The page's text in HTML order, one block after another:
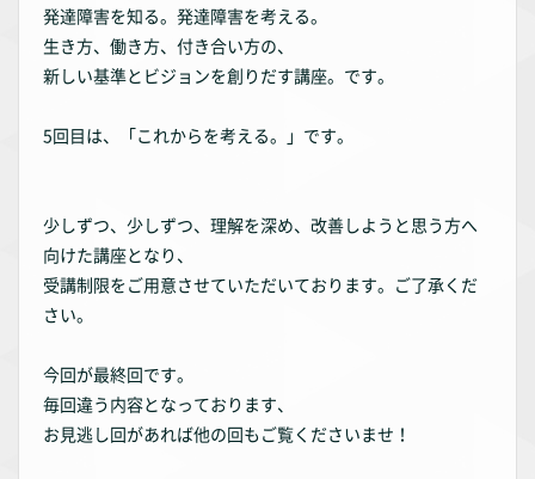
発達障害を知る。発達障害を考える。
生き方、働き方、付き合い方の、
新しい基準とビジョンを創りだす講座。です。
5回目は、「これからを考える。」です。
少しずつ、少しずつ、理解を深め、改善しようと思う方へ
向けた講座となり、
受講制限をご用意させていただいております。ご了承くだ
さい。
今回が最終回です。
毎回違う内容となっております、
お見逃し回があれば他の回もご覧くださいませ！